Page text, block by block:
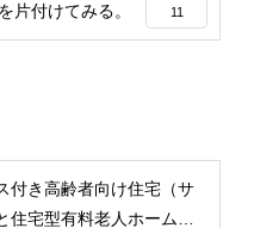
片付けてみる。 11
付き高齢者向け住宅（サ
住宅型有料老人ホーム：